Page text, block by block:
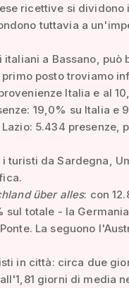
ricettive si dividono
tuttavia a
a Bassano, può
posto troviamo
Italia e al
19,0% su Italia e
5.434 presenze,
turisti da Sardegna,
über alles: con
sul totale - la
La seguono
in città: circa due
giorni di media